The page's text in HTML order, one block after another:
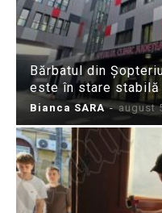
Bărbatul din
este în stare stabilă
Bianca SARA - august